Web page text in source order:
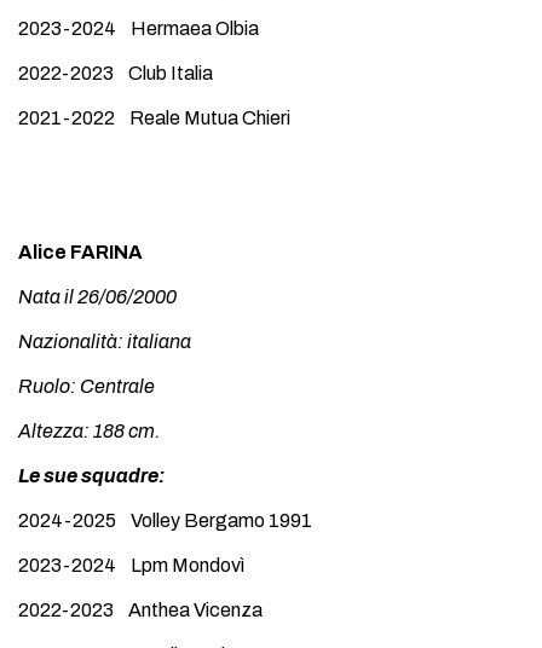
2023-2024 Hermaea Olbia
2022-2023 Club Italia
2021-2022 Reale Mutua Chieri
Alice FARINA
Nata il 26/06/2000
Nazionalità: italiana
Ruolo: Centrale
Altezza: 188 cm.
Le sue squadre:
2024-2025 Volley Bergamo 1991
2023-2024 Lpm Mondovì
2022-2023 Anthea Vicenza